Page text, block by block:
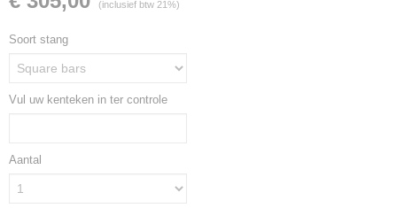
(inclusief btw 21%)
Soort stang
Vul uw kenteken in ter controle
Aantal